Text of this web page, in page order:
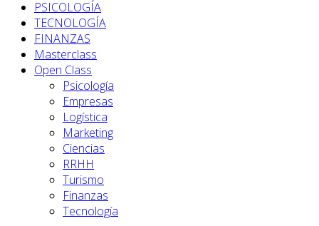
PSICOLOGÍA
TECNOLOGÍA
FINANZAS
Masterclass
Open Class
Psicología
Empresas
Logística
Marketing
Ciencias
RRHH
Turismo
Finanzas
Tecnología